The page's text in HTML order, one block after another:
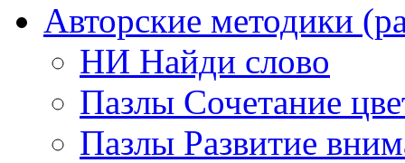
Авторские методики
НИ Найди слово
Пазлы Сочетание
Пазлы Развитие